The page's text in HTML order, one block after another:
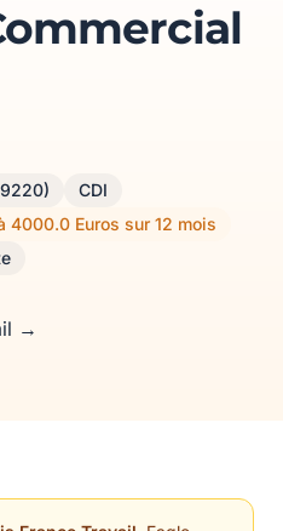
CDI
4000.0 Euros sur 12 mois
→